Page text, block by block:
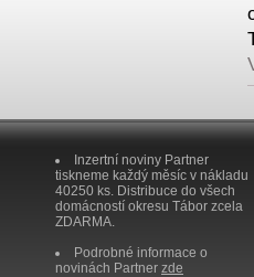
Inzertní noviny Partner
tiskneme každý měsíc v nákladu
40250 ks. Distribuce do všech
domácností okresu Tábor zcela
ZDARMA.
Podrobné informace o
novinách Partner zde